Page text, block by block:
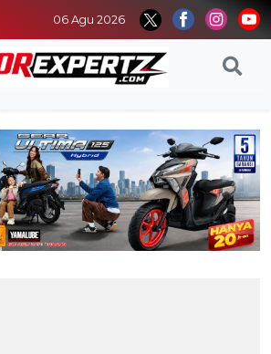
06 Agu 2026